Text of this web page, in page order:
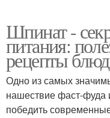
Шпинат -
питания:
рецепты блюд
Одно из самых
нашествие фаст-фуда
победить